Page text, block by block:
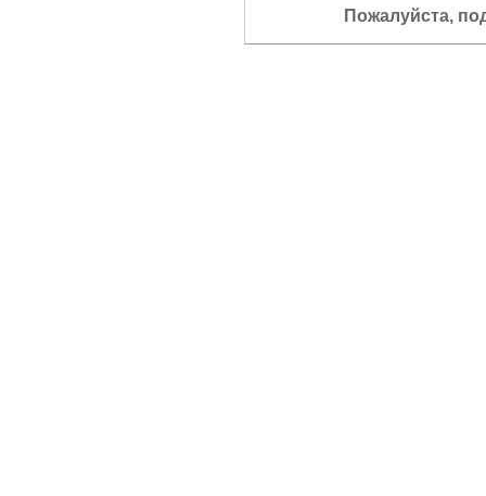
Пожалуйста,